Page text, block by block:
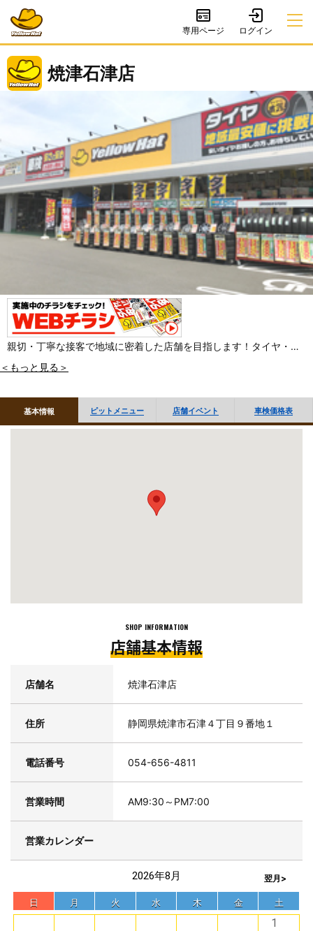
専用ページ
焼津石津店
親切・丁寧な接客で地域に密着した店舗を目指します！タイヤ・車
検・その他クルマの事なら小さな事でもお気軽にご相談下さい！日
でしっかりと対応致します。お気軽にご来店下さい！
■「オイル交換・タイヤ履き替え」など作業のご予約 WEBで受付
合に限らせていただきます）
＜もっと見る＞
基本情報 ピットメニュー 店舗イベント 車検価格表
SHOP INFORMATION
店舗基本情報
店舗名 焼津石津店
住所 静岡県焼津市石津４丁目９番地１
電話番号 054-656-4811
営業時間 AM9:30～PM7:00
営業カレンダー
2026年8月 翌月>
日 月 火 水 木 金
土
1